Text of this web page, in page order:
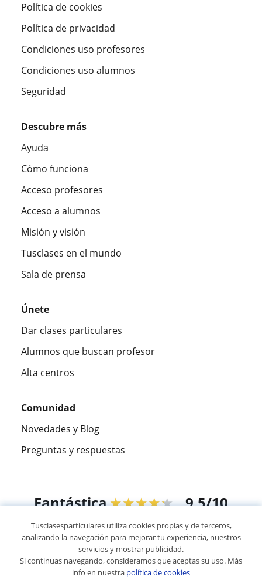
Política de cookies
Política de privacidad
Condiciones uso profesores
Condiciones uso alumnos
Seguridad
Descubre más
Ayuda
Cómo funciona
Acceso profesores
Acceso a alumnos
Misión y visión
Tusclases en el mundo
Sala de prensa
Únete
Dar clases particulares
Alumnos que buscan profesor
Alta centros
Comunidad
Novedades y Blog
Preguntas y respuestas
Fantástica★★★★★ 9,5/10
305883opiniones de alumnos
© 2007 - 2026 Tus clases particulares
Tusclasesparticulares utiliza cookies propias y de terceros,
analizando la navegación para mejorar tu experiencia, nuestros
servicios y mostrar publicidad.
Si continuas navegando, consideramos que aceptas su uso. Más
info en nuestra política de cookies